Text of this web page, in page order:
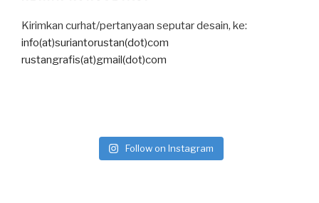
Kirimkan curhat/pertanyaan seputar desain, ke:
info(at)suriantorustan(dot)com
rustangrafis(at)gmail(dot)com
Follow on Instagram